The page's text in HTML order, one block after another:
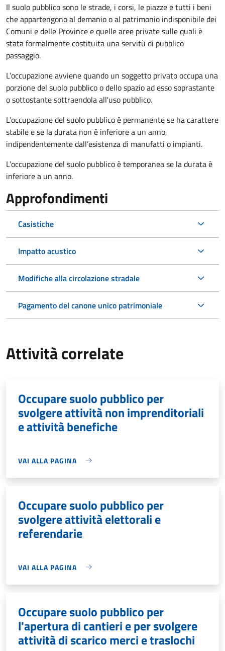
Il suolo pubblico sono le strade, i corsi, le piazze e tutti i beni
che appartengono al demanio o al patrimonio indisponibile dei
Comuni e delle Province e quelle aree private sulle quali è
stata formalmente costituita una servitù di pubblico
passaggio.
L’occupazione avviene quando un soggetto privato occupa una
porzione del suolo pubblico o dello spazio ad esso soprastante
o sottostante sottraendola all'uso pubblico.
L’occupazione del suolo pubblico è permanente se ha carattere
stabile e se la durata non è inferiore a un anno,
indipendentemente dall’esistenza di manufatti o impianti.
L’occupazione del suolo pubblico è temporanea se la durata è
inferiore a un anno.
Approfondimenti
Casistiche
Impatto acustico
Modifiche alla circolazione stradale
Pagamento del canone unico patrimoniale
Attività correlate
Occupare suolo pubblico per
svolgere attività non imprenditoriali
e attività benefiche
VAI ALLA PAGINA
Occupare suolo pubblico per
svolgere attività elettorali e
referendarie
VAI ALLA PAGINA
Occupare suolo pubblico per
l'apertura di cantieri e per svolgere
attività di scarico merci e traslochi